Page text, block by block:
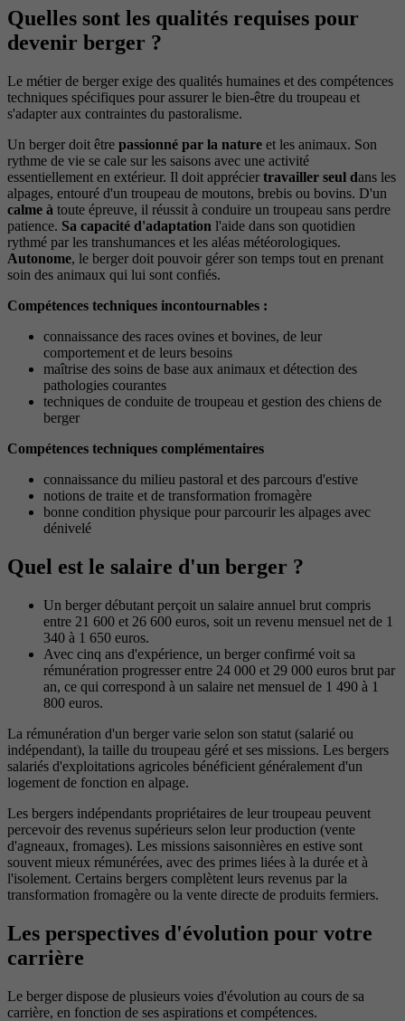
Quelles sont les qualités requises pour
devenir berger ?
Le métier de berger exige des qualités humaines et des compétences
techniques spécifiques pour assurer le bien-être du troupeau et
s'adapter aux contraintes du pastoralisme.
Un berger doit être passionné par la nature et les animaux. Son
rythme de vie se cale sur les saisons avec une activité
essentiellement en extérieur. Il doit apprécier travailler seul dans les
alpages, entouré d'un troupeau de moutons, brebis ou bovins. D'un
calme à toute épreuve, il réussit à conduire un troupeau sans perdre
patience. Sa capacité d'adaptation l'aide dans son quotidien
rythmé par les transhumances et les aléas météorologiques.
Autonome, le berger doit pouvoir gérer son temps tout en prenant
soin des animaux qui lui sont confiés.
Compétences techniques incontournables :
connaissance des races ovines et bovines, de leur
comportement et de leurs besoins
maîtrise des soins de base aux animaux et détection des
pathologies courantes
techniques de conduite de troupeau et gestion des chiens de
berger
Compétences techniques complémentaires
connaissance du milieu pastoral et des parcours d'estive
notions de traite et de transformation fromagère
bonne condition physique pour parcourir les alpages avec
dénivelé
Quel est le salaire d'un berger ?
Un berger débutant perçoit un salaire annuel brut compris
entre 21 600 et 26 600 euros, soit un revenu mensuel net de 1
340 à 1 650 euros.
Avec cinq ans d'expérience, un berger confirmé voit sa
rémunération progresser entre 24 000 et 29 000 euros brut par
an, ce qui correspond à un salaire net mensuel de 1 490 à 1
800 euros.
La rémunération d'un berger varie selon son statut (salarié ou
indépendant), la taille du troupeau géré et ses missions. Les bergers
salariés d'exploitations agricoles bénéficient généralement d'un
logement de fonction en alpage.
Les bergers indépendants propriétaires de leur troupeau peuvent
percevoir des revenus supérieurs selon leur production (vente
d'agneaux, fromages). Les missions saisonnières en estive sont
souvent mieux rémunérées, avec des primes liées à la durée et à
l'isolement. Certains bergers complètent leurs revenus par la
transformation fromagère ou la vente directe de produits fermiers.
Les perspectives d'évolution pour votre
carrière
Le berger dispose de plusieurs voies d'évolution au cours de sa
carrière, en fonction de ses aspirations et compétences.